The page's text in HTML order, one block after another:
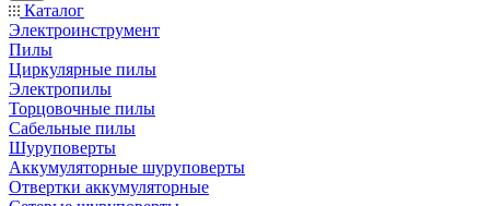
Каталог
Электроинструмент
Пилы
Циркулярные пилы
Электропилы
Торцовочные пилы
Сабельные пилы
Шуруповерты
Аккумуляторные шуруповерты
Отвертки аккумуляторные